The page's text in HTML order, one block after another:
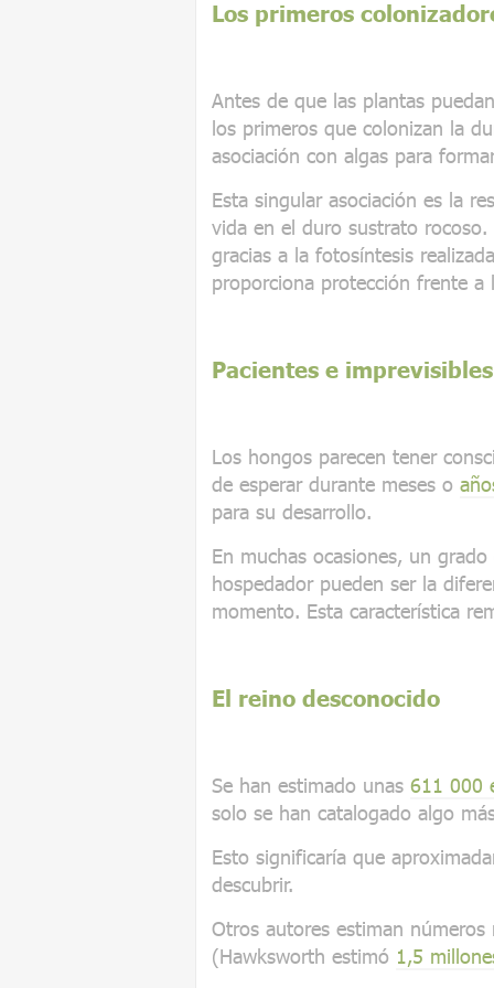
Los primeros
Antes de que las plantas
los primeros que colonizan la
asociación con algas para
Esta singular asociación es la
vida en el duro sustrato
gracias a la fotosíntesis
proporciona protección frente a
Pacientes e imprevisibles
Los hongos parecen tener
de esperar durante meses o
para su desarrollo.
En muchas ocasiones, un
hospedador pueden ser la
momento. Esta característica
El reino desconocido
Se han estimado unas 611 000
solo se han catalogado algo
Esto significaría que
descubrir.
Otros autores estiman
(Hawksworth estimó 1,5